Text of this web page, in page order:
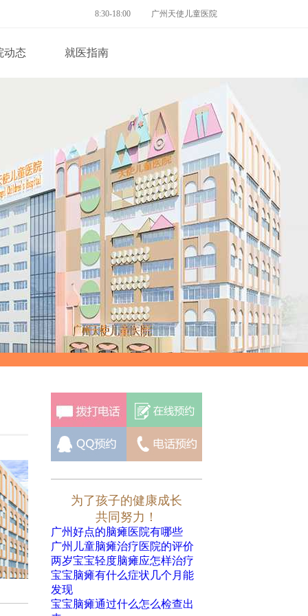
广州天使儿童医院
8:30-18:00
动态 就医指南
为了孩子的健康成长
共同努力！
广州好点的脑瘫医院有哪些
广州儿童脑瘫治疗医院的评价
两岁宝宝轻度脑瘫应怎样治疗
宝宝脑瘫有什么症状几个月能
发现
宝宝脑瘫通过什么怎么检查出